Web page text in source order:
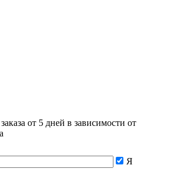
от 5 дней в зависимости от
Я